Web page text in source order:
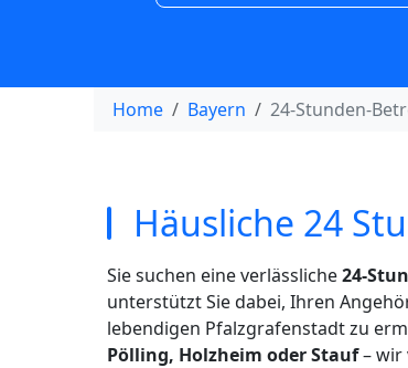
Home Bayern 24-Stunden-
Häusliche 24
Sie suchen eine verlässliche24-
unterstützt Sie dabei, Ihren
lebendigen Pfalzgrafenstadt zu
Pölling, Holzheim oder Stauf– wir